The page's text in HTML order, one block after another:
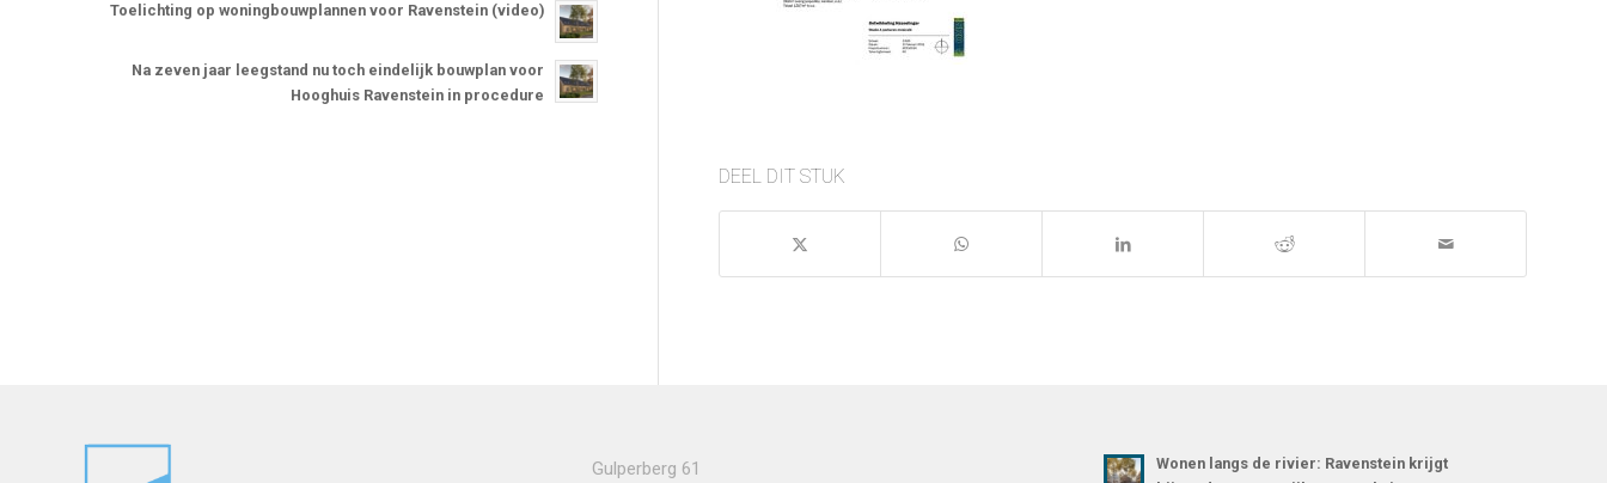
DEEL DIT STUK
Toelichting op woningbouwplannen voor Ravenstein (video)
Na zeven jaar leegstand nu toch eindelijk bouwplan voor
Hooghuis Ravenstein in procedure
Gulperberg 61
Wonen langs de rivier: Ravenstein krijgt